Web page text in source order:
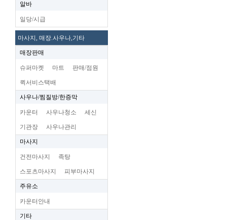
알바
일당/시급
마사지, 매장.사우나,기타
매장판매
슈퍼마켓 마트 판매/점원
퀵서비스택배
사우나/찜질방/한증막
카운터 사우나청소 세신
기관장 사우나관리
마사지
건전마사지 족탕
스포츠마사지 피부마사지
주유소
카운터안내
기타